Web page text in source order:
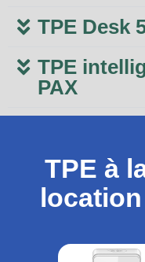
TPE Desk
TPE
PAX
TPE à